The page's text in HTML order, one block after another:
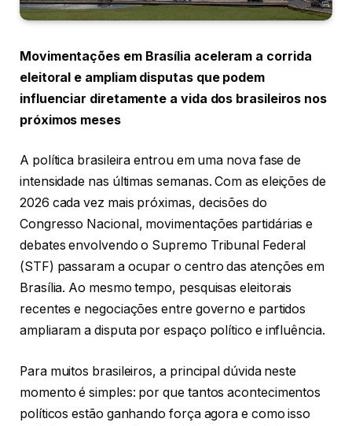
Movimentações em Brasília aceleram a corrida
eleitoral e ampliam disputas que podem
influenciar diretamente a vida dos brasileiros nos
próximos meses
A política brasileira entrou em uma nova fase de
intensidade nas últimas semanas. Com as eleições de
2026 cada vez mais próximas, decisões do
Congresso Nacional, movimentações partidárias e
debates envolvendo o Supremo Tribunal Federal
(STF) passaram a ocupar o centro das atenções em
Brasília. Ao mesmo tempo, pesquisas eleitorais
recentes e negociações entre governo e partidos
ampliaram a disputa por espaço político e influência.
Para muitos brasileiros, a principal dúvida neste
momento é simples: por que tantos acontecimentos
políticos estão ganhando força agora e como isso